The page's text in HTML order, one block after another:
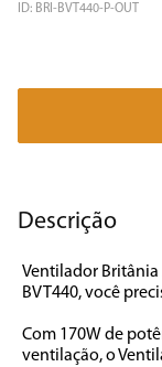
ID: BRI-BVT440-P-OUT
Descrição
Ventilador Britânia
BVT440, você
Com 170W de
ventilação, o
4º microondas
7º caixa som
9º forno
10º ventilador